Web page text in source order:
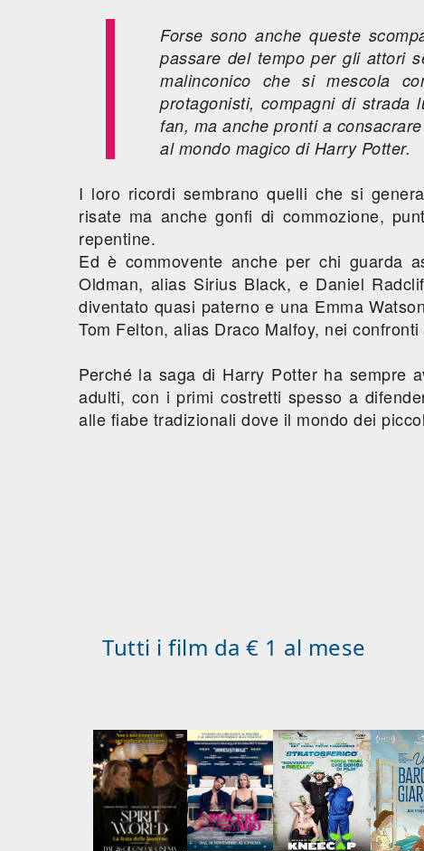
Forse sono anche queste
passare del tempo per gli attori
malinconico che si mescola
protagonisti, compagni di strada
fan, ma anche pronti a
al mondo magico di Harry Potter.
I loro ricordi sembrano quelli che si
risate ma anche gonfi di commozione,
repentine.
Ed è commovente anche per chi guarda
Oldman, alias Sirius Black, e Daniel
diventato quasi paterno e una Emma
Tom Felton, alias Draco Malfoy, nei
Perché la saga di Harry Potter ha sempre
adulti, con i primi costretti spesso a
alle fiabe tradizionali dove il mondo dei
Tutti i film da € 1 al mese